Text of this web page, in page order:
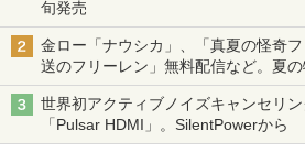
旬発売
金ロー「ナウシカ」、「真夏の怪奇
送のフリーレン」無料配信など。夏
世界初アクティブノイズキャンセリ
「Pulsar HDMI」。SilentPowerから